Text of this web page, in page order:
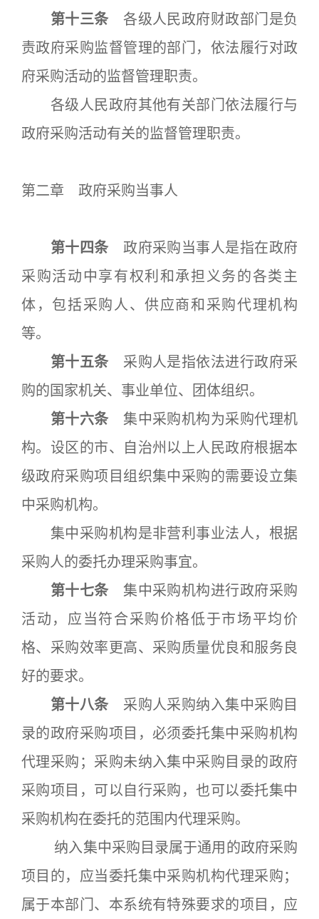
第十三条 各级人民政府财政部门是负
责政府采购监督管理的部门，依法履行对政
府采购活动的监督管理职责。
各级人民政府其他有关部门依法履行与
政府采购活动有关的监督管理职责。
第二章 政府采购当事人
第十四条 政府采购当事人是指在政府
采购活动中享有权利和承担义务的各类主
体，包括采购人、供应商和采购代理机构
等。
第十五条 采购人是指依法进行政府采
购的国家机关、事业单位、团体组织。
第十六条 集中采购机构为采购代理机
构。设区的市、自治州以上人民政府根据本
级政府采购项目组织集中采购的需要设立集
中采购机构。
集中采购机构是非营利事业法人，根据
采购人的委托办理采购事宜。
第十七条 集中采购机构进行政府采购
活动，应当符合采购价格低于市场平均价
格、采购效率更高、采购质量优良和服务良
好的要求。
第十八条 采购人采购纳入集中采购目
录的政府采购项目，必须委托集中采购机构
代理采购；采购未纳入集中采购目录的政府
采购项目，可以自行采购，也可以委托集中
采购机构在委托的范围内代理采购。
纳入集中采购目录属于通用的政府采购
项目的，应当委托集中采购机构代理采购；
属于本部门、本系统有特殊要求的项目，应